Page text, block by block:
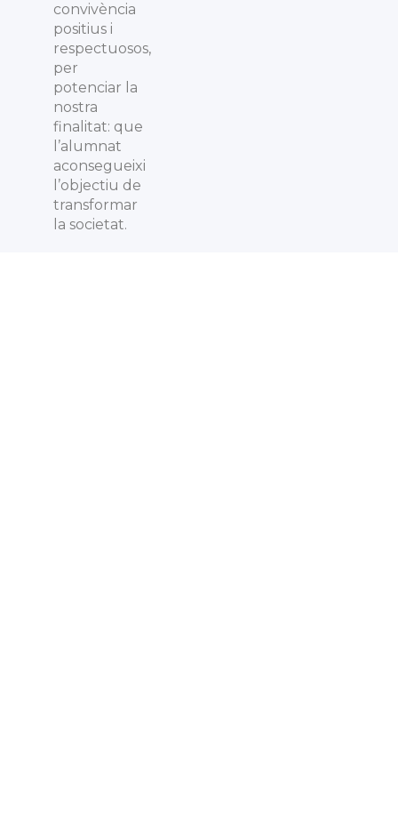
convivència
positius i
respectuosos,
per
potenciar la
nostra
finalitat: que
l’alumnat
aconsegueixi
l’objectiu de
transformar
la societat.